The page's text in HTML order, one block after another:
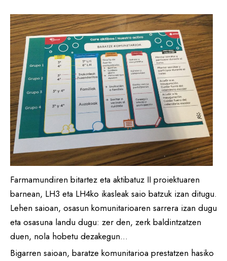
Farmamundiren bitartez eta aktibatuz II proiektuaren
barnean, LH3 eta LH4ko ikasleak saio batzuk izan ditugu.
Lehen saioan, osasun komunitarioaren sarrera izan dugu
eta osasuna landu dugu: zer den, zerk baldintzatzen
duen, nola hobetu dezakegun…
Bigarren saioan, baratze komunitarioa prestatzen hasiko